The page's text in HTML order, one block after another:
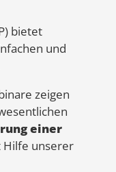
bietet
und
zeigen
einer
unserer